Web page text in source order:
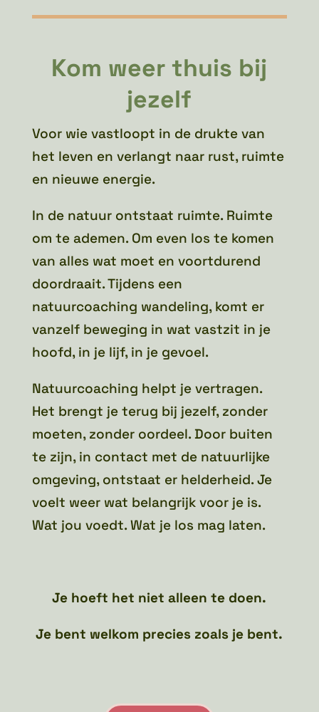
Kom weer thuis bij
jezelf
Voor wie vastloopt in de drukte van
het leven en verlangt naar rust, ruimte
en nieuwe energie.
In de natuur ontstaat ruimte. Ruimte
om te ademen. Om even los te komen
van alles wat moet en voortdurend
doordraait. Tijdens een
natuurcoaching wandeling, komt er
vanzelf beweging in wat vastzit in je
hoofd, in je lijf, in je gevoel.
Natuurcoaching helpt je vertragen.
Het brengt je terug bij jezelf, zonder
moeten, zonder oordeel. Door buiten
te zijn, in contact met de natuurlijke
omgeving, ontstaat er helderheid. Je
voelt weer wat belangrijk voor je is.
Wat jou voedt. Wat je los mag laten.
Je hoeft het niet alleen te doen.
Je bent welkom precies zoals je bent.